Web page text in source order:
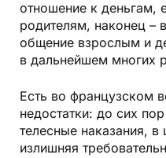
отношение к деньгам,
родителям, наконец –
общение взрослым и
в дальнейшем многих
Есть во французском
недостатки: до сих
телесные наказания,
излишняя